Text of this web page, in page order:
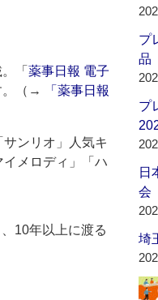
「 薬事日報 電子
。（→
「薬事日報
ンリオ」人気キ
メロディ」「ハ
10年以上に渡る
プ
品
プ
日
会
埼